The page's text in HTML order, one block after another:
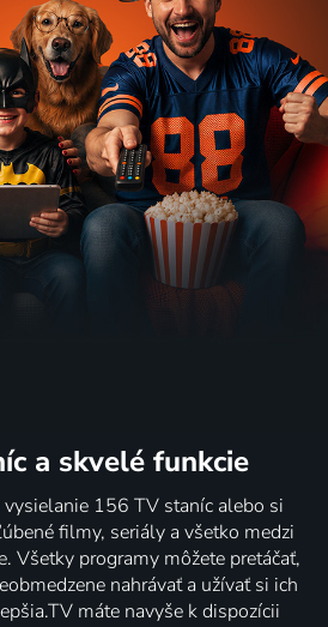
a skvelé funkcie
156 TV staníc alebo si
filmy, seriály a všetko medzi
Všetky programy môžete pretáčať,
nahrávať a užívať si ich
máte navyše k dispozícii